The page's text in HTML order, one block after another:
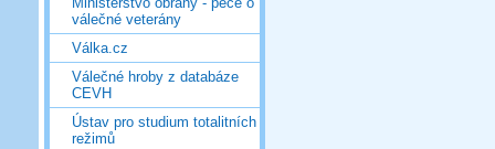
válečné veterány
Válka.cz
Válečné hroby z databáze
CEVH
Ústav pro studium totalitních
režimů